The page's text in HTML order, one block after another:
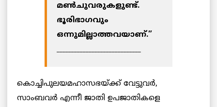
മണ്‍ചുവരുകളുണ്ട്.
ഭൂരിഭാഗവും
ഒന്നുമില്ലാത്തവയാണ്.”
കൊച്ചിപുലയമഹാസഭയ്ക്ക് വേട്ടുവര്‍,
സാംബവര്‍ എന്നീ ജാതി ഉപജാതികളെ